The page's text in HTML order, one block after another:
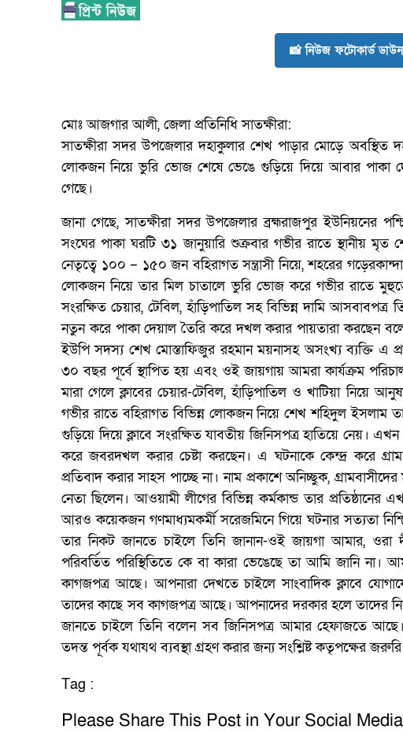
📸 নিউজ ফটোকার্ড
মোঃ আজগার আলী, জেলা প্রতিনিধি সাতক্ষীরা:
সাতক্ষীরা সদর উপজেলার দহাকুলার শেখ পাড়ার মোড়ে অবস্থিত
লোকজন নিয়ে ভুরি ভোজ শেষে ভেঙে গুড়িয়ে দিয়ে আবার পাকা
গেছে।
জানা গেছে, সাতক্ষীরা সদর উপজেলার ব্রহ্মরাজপুর ইউনিয়নের
সংঘের পাকা ঘরটি ৩১ জানুয়ারি শুক্রবার গভীর রাতে স্থানীয়
নেতৃত্বে ১০০ – ১৫০ জন বহিরাগত সন্ত্রাসী নিয়ে, শহরের
লোকজন নিয়ে তার মিল চাতালে ভুরি ভোজ করে গভীর রাতে
সংরক্ষিত চেয়ার, টেবিল, হাঁড়িপাতিল সহ বিভিন্ন দামি
নতুন করে পাকা দেয়াল তৈরি করে দখল করার পায়তারা করছেন বলে
ইউপি সদস্য শেখ মোস্তাফিজুর রহমান ময়নাসহ অসংখ্য ব্যক্তি এ
৩০ বছর পূর্বে স্থাপিত হয় এবং ওই জায়গায় আমরা কার্যক্রম
মারা গেলে ক্লাবের চেয়ার-টেবিল, হাঁড়িপাতিল ও খাটিয়া নিয়ে
গভীর রাতে বহিরাগত বিভিন্ন লোকজন নিয়ে শেখ শহিদুল ইসলাম
গুড়িয়ে দিয়ে ক্লাবে সংরক্ষিত যাবতীয় জিনিসপত্র হাতিয়ে নেয়।
করে জবরদখল করার চেষ্টা করছেন। এ ঘটনাকে কেন্দ্র করে
প্রতিবাদ করার সাহস পাচ্ছে না। নাম প্রকাশে অনিচ্ছুক,
নেতা ছিলেন। আওয়ামী লীগের বিভিন্ন কর্মকান্ড তার
আরও কয়েকজন গণমাধ্যমকর্মী সরেজমিনে গিয়ে ঘটনার সত্যতা
তার নিকট জানতে চাইলে তিনি জানান-ওই জায়গা আমার, ওরা
পরিবর্তিত পরিস্থিতিতে কে বা কারা ভেঙেছে তা আমি জানি
কাগজপত্র আছে। আপনারা দেখতে চাইলে সাংবাদিক ক্লাবে
তাদের কাছে সব কাগজপত্র আছে। আপনাদের দরকার হলে তাদের
জানতে চাইলে তিনি বলেন সব জিনিসপত্র আমার হেফাজতে
তদন্ত পূর্বক যথাযথ ব্যবস্থা গ্রহণ করার জন্য সংশ্লিষ্ট কতৃপক্ষের
Tag :
Please Share This Post in Your Social Media